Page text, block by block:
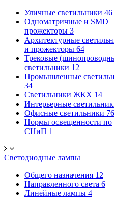
Уличные светильники 46
Одноматричные и SMD
прожекторы 3
Архитектурные
и прожекторы 64
Трековые
светильники 12
Промышленные
34
Светильники ЖКХ 14
Интерьерные
Офисные светильники 76
Нормы освещенности по
СНиП 1
Светодиодные лампы
Общего назначения 12
Направленного света 6
Линейные лампы 4